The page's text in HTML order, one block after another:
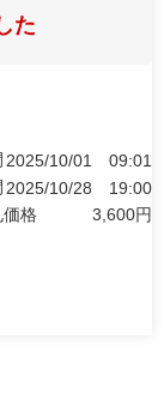
た
2025/10/01
09:01
2025/10/28
19:00
価格
3,600円